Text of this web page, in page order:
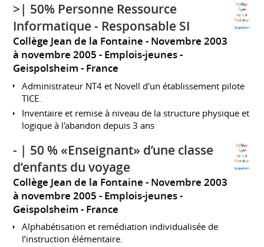
>| 50% Personne Ressource
Informatique - Responsable SI
Collège Jean de la Fontaine
Novembre 2003
à novembre 2005 Emplois-jeunes
Geispolsheim
France
Administrateur NT4 et Novell d'un établissement pilote
TICE.
Inventaire et remise à niveau de la structure physique et
logique à l'abandon depuis 3 ans
- | 50 % «Enseignant» d’une classe
d’enfants du voyage
Collège Jean de la Fontaine
Novembre 2003
à novembre 2005 Emplois-jeunes
Geispolsheim
France
Alphabétisation et remédiation individualisée de
l’instruction élémentaire.